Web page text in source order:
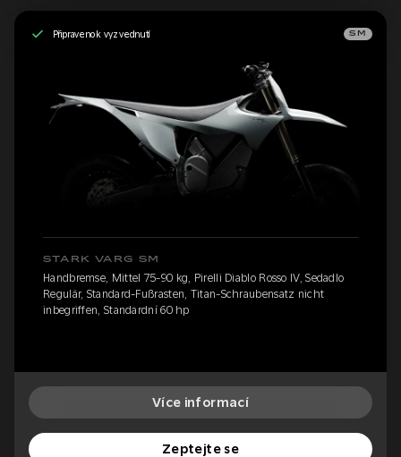
Připraveno k vyzvednutí SM
STARK VARG SM
Handbremse, Mittel 75-90 kg, Pirelli Diablo Rosso IV, Sedadlo
Regulär, Standard-Fußrasten, Titan-Schraubensatz nicht
inbegriffen, Standardní 60 hp
Více informací
Zeptejte se